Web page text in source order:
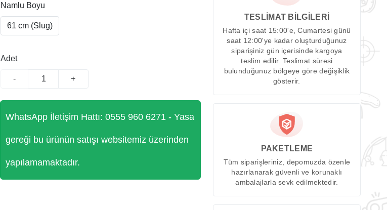
Namlu Boyu
61 cm (Slug)
Adet
- +
WhatsApp İletişim Hattı: 0555 960 6271 - Yasa
gereği bu ürünün satışı websitemiz üzerinden
yapılamamaktadır.
TESLİMAT BİLGİLERİ
Hafta içi saat 15:00'e, Cumartesi günü
saat 12:00'ye kadar oluşturduğunuz
siparişiniz gün içerisinde kargoya
teslim edilir. Teslimat süresi
bulunduğunuz bölgeye göre değişiklik
gösterir.
PAKETLEME
Tüm siparişleriniz, depomuzda özenle
hazırlanarak güvenli ve korunaklı
ambalajlarla sevk edilmektedir.